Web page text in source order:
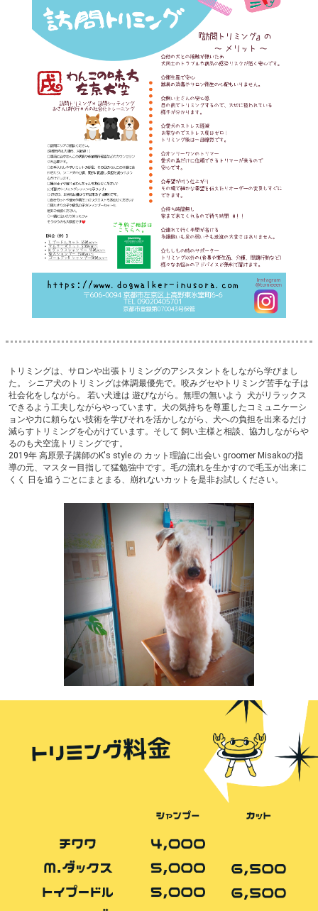
トリミングは、サロンや出張トリミングのアシスタントをしながら学びまし
た。 シニア犬のトリミングは体調最優先で。咬みグセやトリミング苦手な子は
社会化をしながら。 若い犬達は 遊びながら。無理の無いよう 犬がリラックス
できるよう工夫しながらやっています。犬の気持ちを尊重したコミュニケーシ
ョンや力に頼らない技術を学びそれを活かしながら、犬への負担を出来るだけ
減らすトリミングを心がけています。そして 飼い主様と相談、協力しながらや
るのも犬空流トリミングです。
2019年 高原景子講師のK's style の カット理論に出会い groomer Misakoの指
導の元、マスター目指して猛勉強中です。毛の流れを生かすので毛玉が出来に
くく 日を追うごとにまとまる、崩れないカットを是非お試しください。